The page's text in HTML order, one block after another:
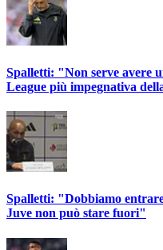
Spalletti: "Non serve avere
League più impegnativa
Spalletti: "Dobbiamo
Juve non può stare fuori"